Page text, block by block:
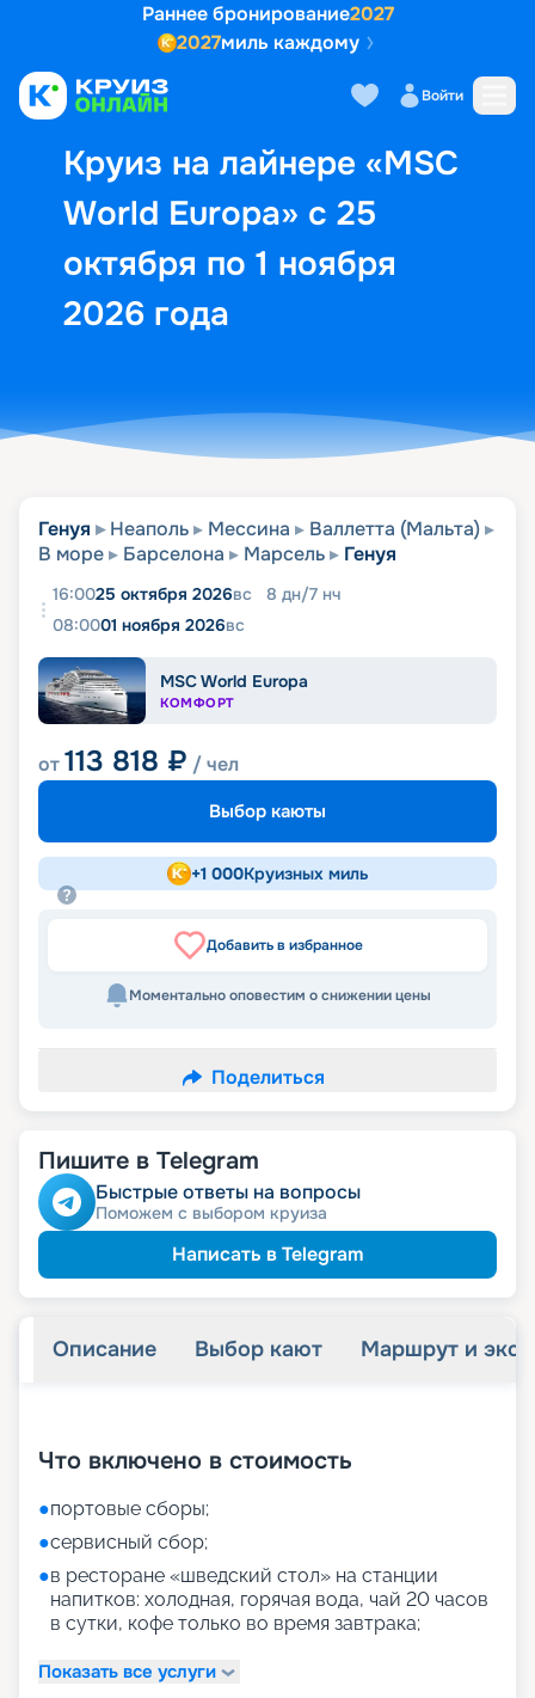
Раннее бронирование2027
2027миль каждому
Войти
Круиз на лайнере «MSC
World Europa» с 25
октября по 1 ноября
2026 года
Выбор кают Маршрут и
Генуя Неаполь Мессина
Валлетта (Мальта)
В море
Барселона Марсель Генуя
16:0025 октября 2026вс 8 дн/7 нч
08:0001 ноября 2026вс
MSC World Europa
КОМФОРТ
от113 818 ₽ / чел
Выбор каюты
+1 000Круизных миль
Добавить в избранное
Моментально оповестим о снижении цены
Поделиться
Пишите в Telegram
Быстрые ответы на вопросы
Поможем с выбором круиза
Написать в Telegram
Описание Выбор кают Маршрут и
Что включено в стоимость
●портовые сборы;
●сервисный сбор;
●в ресторане «шведский стол» на станции
напитков: холодная, горячая вода, чай 20 часов
в сутки, кофе только во время завтрака;
Показать все услуги